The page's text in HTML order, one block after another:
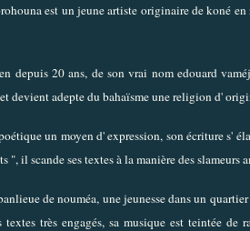
est un jeune artiste originaire de koné
depuis 20 ans, de son vrai nom edouard
devient adepte du bahaïsme une religion d'
un moyen d' expression, son écriture s'
il scande ses textes à la manière des slameurs
de nouméa, une jeunesse dans un
très engagés, sa musique est teintée